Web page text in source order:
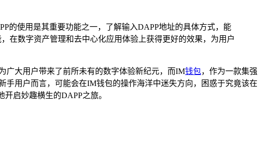
的使用是其重要功能之一，了解输入DAPP地址的具体方式，能
在数字资产管理和去中心化应用体验上获得更好的效果，为用户
广大用户带来了前所未有的数字体验新纪元，而IM钱包，作为一款集强
用户而言，可能会在IM钱包的操作海洋中迷失方向，困惑于究竟该在
启妙趣横生的DAPP之旅。